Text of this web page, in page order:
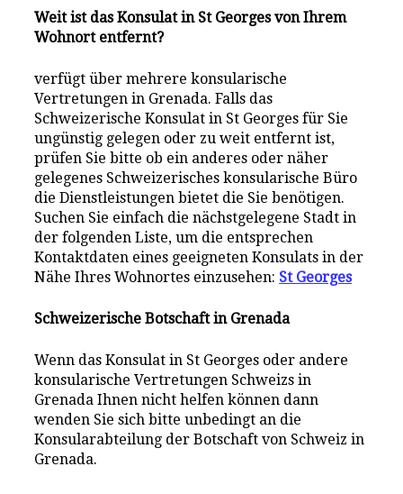
Weit ist das Konsulat in St Georges von Ihrem
Wohnort entfernt?
verfügt über mehrere konsularische
Vertretungen in Grenada. Falls das
Schweizerische Konsulat in St Georges für Sie
ungünstig gelegen oder zu weit entfernt ist,
prüfen Sie bitte ob ein anderes oder näher
gelegenes Schweizerisches konsularische Büro
die Dienstleistungen bietet die Sie benötigen.
Suchen Sie einfach die nächstgelegene Stadt in
der folgenden Liste, um die entsprechen
Kontaktdaten eines geeigneten Konsulats in der
Nähe Ihres Wohnortes einzusehen: St Georges
Schweizerische Botschaft in Grenada
Wenn das Konsulat in St Georges oder andere
konsularische Vertretungen Schweizs in
Grenada Ihnen nicht helfen können dann
wenden Sie sich bitte unbedingt an die
Konsularabteilung der Botschaft von Schweiz in
Grenada.